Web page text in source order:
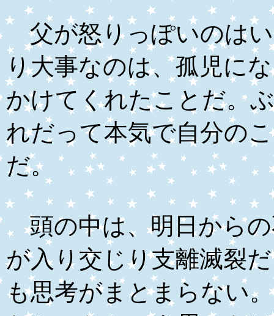
父が怒りっぽいのはい
り大事なのは、孤児に
かけてくれたことだ。
れだって本気で自分の
だ。
頭の中は、明日からの
が入り交じり支離滅裂
も思考がまとまらない